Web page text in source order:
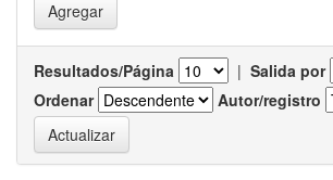
Resultados/Página | Salida por
Ordenar
Autor/registro